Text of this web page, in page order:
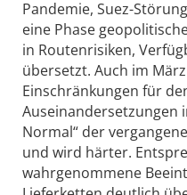
Pandemie, Suez-
eine Phase
in Routenrisiken,
übersetzt. Auch im
Einschränkungen für
Auseinandersetzungen
Normal“ der
und wird härter.
wahrgenommene